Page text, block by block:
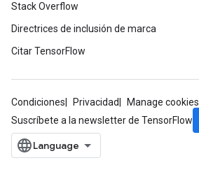
Stack Overflow
Directrices de inclusión de marca
Citar TensorFlow
Condiciones Privacidad
Manage cookies
Suscríbete a la newsletter de TensorFlow